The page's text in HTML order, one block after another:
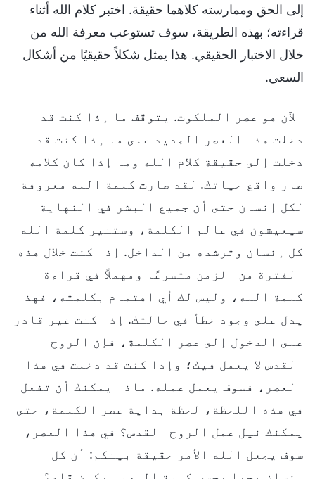
إلى الحق وممارسته كلاهما حقيقة. اختبر كلام الله أثناء
قراءته؛ بهذه الطريقة، سوف تستوعب معرفة الله من
خلال الاختبار الحقيقي. هذا يمثل شكلاً حقيقيًا من أشكال
السعي.
الآن هو عصر الملكوت. يتوقّف ما إذا كنت قد
دخلت هذا العصر الجديد على ما إذا كنت قد
دخلت إلى حقيقة كلام الله وما إذا كان كلامه
صار واقع حياتك. لقد صارت كلمة الله معروفة
لكل إنسان حتى أن جميع البشر في النهاية
سيعيشون في عالم الكلمة، وستنير كلمة الله
كل إنسان وترشده من الداخل. إذا كنت خلال هذه
الفترة من الزمن متسرعًا ومهملاً في قراءة
كلمة الله، وليس لك أي اهتمام بكلمته، فهذا
يدل على وجود خطأ في حالتك. إذا كنت غير قادر
على الدخول إلى عصر الكلمة، فإن الروح
القدس لا يعمل فيك؛ وإذا كنت قد دخلت في هذا
العصر، فسوف يعمل عمله. ماذا يمكنك أن تفعل
في هذه اللحظة، لحظة بداية عصر الكلمة، حتى
يمكنك نيل عمل الروح القدس؟ في هذا العصر،
سوف يجعل الله الأمر حقيقة بينكم: أن كل